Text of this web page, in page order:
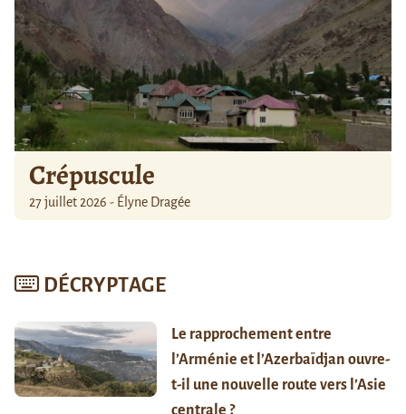
Crépuscule
27 juillet 2026 - Élyne Dragée
DÉCRYPTAGE
Le rapprochement entre
l’Arménie et l’Azerbaïdjan ouvre-
t-il une nouvelle route vers l’Asie
centrale ?